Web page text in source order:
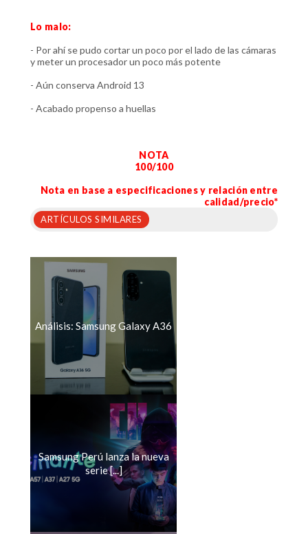
Lo malo:
- Por ahí se pudo cortar un poco por el lado de las cámaras
y meter un procesador un poco más potente
- Aún conserva Android 13
- Acabado propenso a huellas
NOTA
100/100
Nota en base a especificaciones y relación entre
calidad/precio*
ARTÍCULOS SIMILARES
Análisis: Samsung Galaxy A36
Samsung Perú lanza la nueva
serie [...]